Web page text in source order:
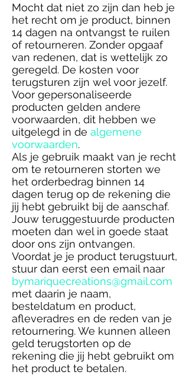
Mocht dat niet zo zijn dan heb je
het recht om je product, binnen
14 dagen na ontvangst te ruilen
of retourneren. Zonder opgaaf
van redenen, dat is wettelijk zo
geregeld. De kosten voor
terugsturen zijn wel voor jezelf.
Voor gepersonaliseerde
producten gelden andere
voorwaarden, dit hebben we
uitgelegd in de algemene
voorwaarden.
Als je gebruik maakt van je recht
om te retourneren storten we
het orderbedrag binnen 14
dagen terug op de rekening die
jij hebt gebruikt bij de aanschaf.
Jouw teruggestuurde producten
moeten dan wel in goede staat
door ons zijn ontvangen.
Voordat je je product terugstuurt,
stuur dan eerst een email naar
bymariquecreations@gmail.com
met daarin je naam,
besteldatum en product,
afleveradres en de reden van je
retournering. We kunnen alleen
geld terugstorten op de
rekening die jij hebt gebruikt om
het product te betalen.